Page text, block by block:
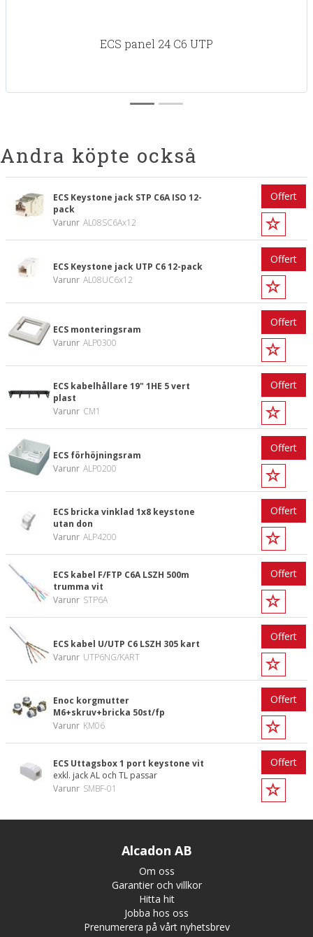
ECS panel 24 C6 UTP
Andra köpte också
ECS Keystone jack STP C6A ISO 12-
pack
Varunr AL08SC6Ax12
Offert
ECS Keystone jack UTP C6 12-pack
Varunr AL08UC6x12
Offert
ECS monteringsram
Varunr ALP0300
Offert
ECS kabelhållare 19" 1HE 5 vert
plast
Varunr CM1
Offert
ECS förhöjningsram
Varunr ALP0200
Offert
ECS bricka vinklad 1x8 keystone
utan don
Varunr ALP4200
Offert
ECS kabel F/FTP C6A LSZH 500m
trumma vit
Varunr STP6A
Offert
ECS kabel U/UTP C6 LSZH 305 kart
Varunr UTP6NG/KART
Offert
Enoc korgmutter
M6+skruv+bricka 50st/fp
Varunr KM06
Offert
ECS Uttagsbox 1 port keystone vit
exkl. jack AL och TL passar
Varunr SMBF-01
Offert
Alcadon AB
Om oss
Garantier och villkor
Hitta hit
Jobba hos oss
Prenumerera på vårt nyhetsbrev